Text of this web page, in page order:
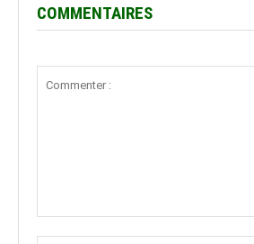
COMMENTAIRES